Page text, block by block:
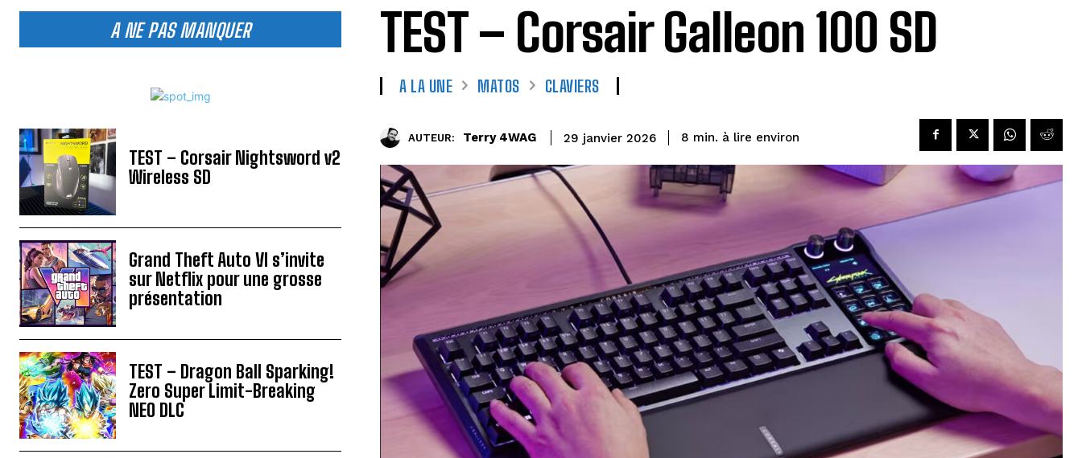
A NE PAS MANQUER
TEST – Corsair Nightsword v2
Wireless SD
Grand Theft Auto VI s’invite
sur Netflix pour une grosse
présentation
TEST – Dragon Ball Sparking!
Zero Super Limit-Breaking
NEO DLC
TEST – Corsair Galleon 100 SD
A LA UNE MATOS CLAVIERS
AUTEUR: Terry 4WAG 29 janvier 2026 8 min. à lire environ